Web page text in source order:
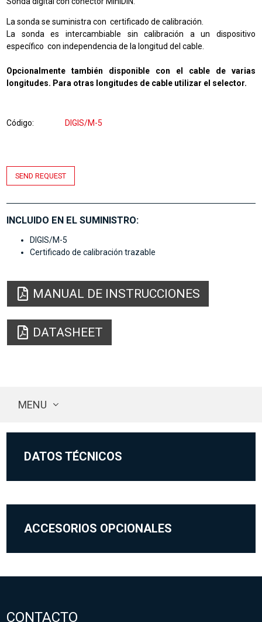
La sonda se suministra con certificado de calibración.
La sonda es intercambiable sin calibración a un dispositivo
específico con independencia de la longitud del cable.
Opcionalmente también disponible con el cable de varias
longitudes. Para otras longitudes de cable utilizar el selector.
Código DIGIS/M-5
SEND REQUEST
INCLUIDO EN EL SUMINISTRO:
DIGIS/M-5
Certificado de calibración trazable
MANUAL DE INSTRUCCIONES
DATASHEET
MENU
DATOS TÉCNICOS
ACCESORIOS OPCIONALES
CONTACTO